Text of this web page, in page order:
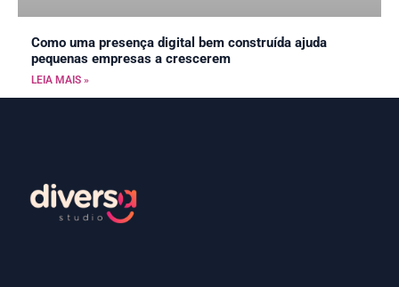
Como uma presença digital bem construída ajuda
pequenas empresas a crescerem
LEIA MAIS »